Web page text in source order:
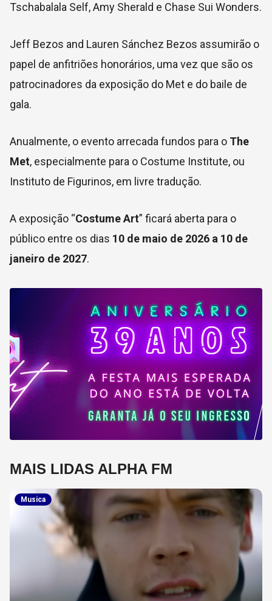
Tschabalala Self, Amy Sherald e Chase Sui Wonders.
Jeff Bezos and Lauren Sánchez Bezos assumirão o
papel de anfitriões honorários, uma vez que são os
patrocinadores da exposição do Met e do baile de
gala.
Anualmente, o evento arrecada fundos para o The
Met, especialmente para o Costume Institute, ou
Instituto de Figurinos, em livre tradução.
A exposição “Costume Art” ficará aberta para o
público entre os dias 10 de maio de 2026 a 10 de
janeiro de 2027.
MAIS LIDAS ALPHA FM
Musica